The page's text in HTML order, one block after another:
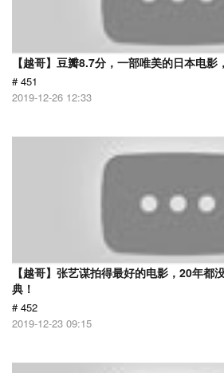
【越哥】豆瓣8.7分，一部唯美的日本电影
# 451
2019-12-26 12:33
【越哥】张艺谋拍得最好的电影，20年都
典！
# 452
2019-12-23 09:15